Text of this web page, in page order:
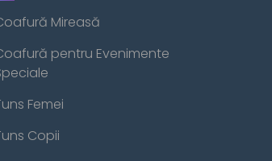
Mireasă
pentru Evenimente
Femei
Copii